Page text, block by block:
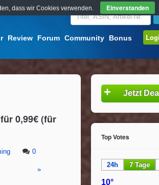
Review Forum Community Bonus
0,99€ (für
0
»
+ Jetzt
Top Votes
24h 7 Tage
10°
dass wir Cookies verwenden. Einverstanden